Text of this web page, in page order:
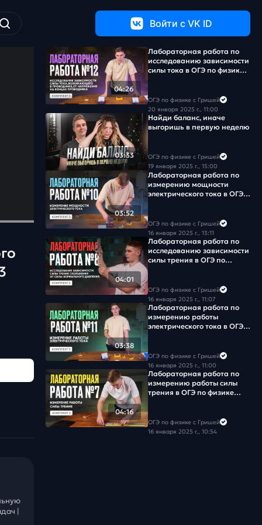
Войти c VK ID
|
04:26
Лабораторная работа по
исследованию зависимости
силы тока в ОГЭ по физике
ОГЭ по физике с Гришей
20 января 2025 г., 11:00
03:33
Найди баланс, иначе
выгоришь в первую неделю
ОГЭ по физике с Гришей
19 января 2025 г., 15:00
03:52
Лабораторная работа по
измерению мощности
электрического тока в ОГЭ
ОГЭ по физике с Гришей
16 января 2025 г., 13:11
04:01
Лабораторная работа по
исследованию зависимости
силы трения в ОГЭ по
ОГЭ по физике с Гришей
16 января 2025 г., 11:07
03:38
Лабораторная работа по
измерению работы
электрического тока в ОГЭ
ОГЭ по физике с Гришей
16 января 2025 г., 11:00
04:16
Лабораторная работа по
измерению работы силы
трения в ОГЭ по физике
ОГЭ по физике с Гришей
16 января 2025 г., 10:54